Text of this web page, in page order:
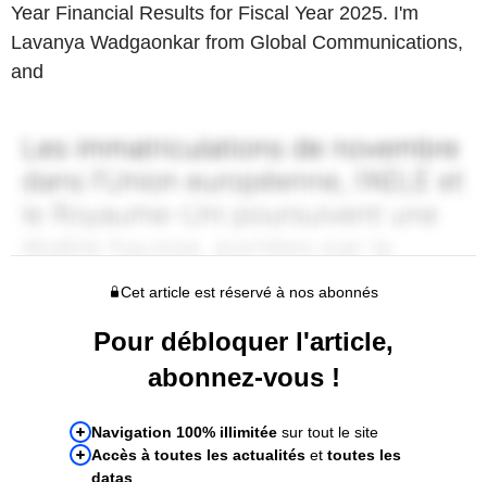
Year Financial Results for Fiscal Year 2025. I'm
Lavanya Wadgaonkar from Global Communications,
and
Cet article est réservé à nos abonnés
Pour débloquer l'article,
abonnez-vous !
Navigation 100% illimitée sur tout le site
Accès à toutes les actualités et toutes les
datas